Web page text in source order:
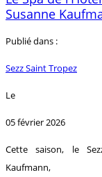
Susanne
Publié dans :
Sezz Saint Tropez
Le
05 février 2026
Cette saison, le
Kaufmann,